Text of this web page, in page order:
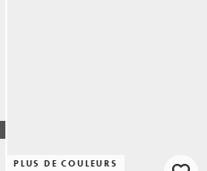
PLUS DE COULEURS